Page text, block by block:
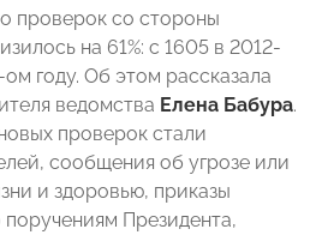
проверок со стороны
на 61%: с 1605 в 2012-
году. Об этом рассказала
ведомства Елена Бабура.
проверок стали
сообщения об угрозе или
и здоровью, приказы
Президента,